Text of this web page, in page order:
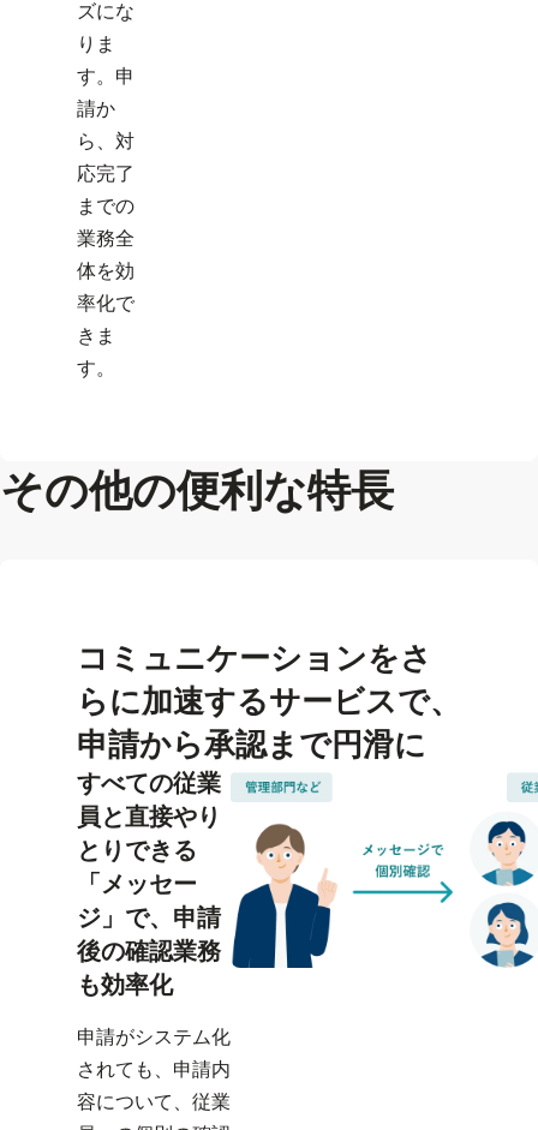
ズにな
りま
す。申
請か
ら、対
応完了
までの
業務全
体を効
率化で
きま
す。
その他の便利な特長
コミュニケーションをさ
らに加速するサービスで、
申請から承認まで円滑に
すべての従業
員と直接やり
とりできる
「メッセー
ジ」で、申請
後の確認業務
も効率化
申請がシステム化
されても、申請内
容について、従業